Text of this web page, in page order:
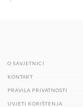
O SAVJETNICI
KONTAKT
PRAVILA PRIVATNOSTI
UVJETI KORIŠTENJA